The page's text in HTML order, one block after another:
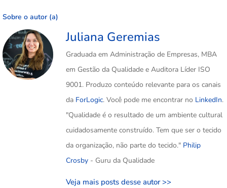
Sobre o autor (a)
Juliana Geremias
Graduada em Administração de Empresas, MBA
em Gestão da Qualidade e Auditora Líder ISO
9001. Produzo conteúdo relevante para os canais
da ForLogic. Você pode me encontrar no LinkedIn.
"Qualidade é o resultado de um ambiente cultural
cuidadosamente construído. Tem que ser o tecido
da organização, não parte do tecido." Philip
Crosby - Guru da Qualidade
Veja mais posts desse autor >>